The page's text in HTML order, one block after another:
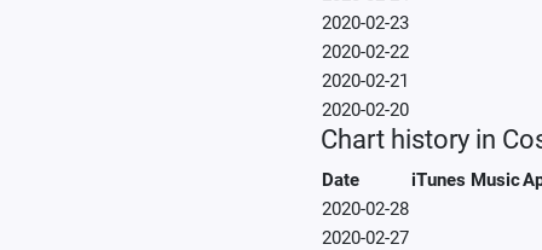
2020-02-23
2020-02-22
2020-02-21
2020-02-20
Chart history in
Date iTunes Music
2020-02-28
2020-02-27